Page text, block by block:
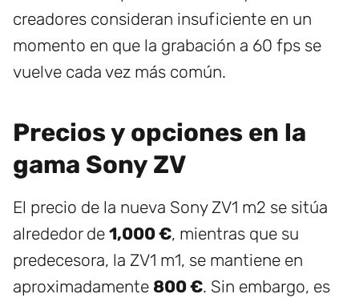
creadores consideran insuficiente en un
momento en que la grabación a 60 fps se
vuelve cada vez más común.
Precios y opciones en la
gama Sony ZV
El precio de la nueva Sony ZV1 m2 se sitúa
alrededor de 1,000 €, mientras que su
predecesora, la ZV1 m1, se mantiene en
aproximadamente 800 €. Sin embargo, es